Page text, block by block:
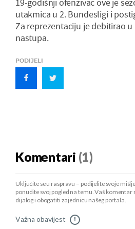
19-godišnji ofenzivac ove je
utakmica u 2. Bundesligi i
Za reprezentaciju je debitirao
nastupa.
PODIJELI
Komentari (1)
Uključite se u raspravu – podijelite svoje
ponudite svoj pogled na temu. Vaš
dijalog i obogatiti zajednicu našeg portala.
Važna obavijest !